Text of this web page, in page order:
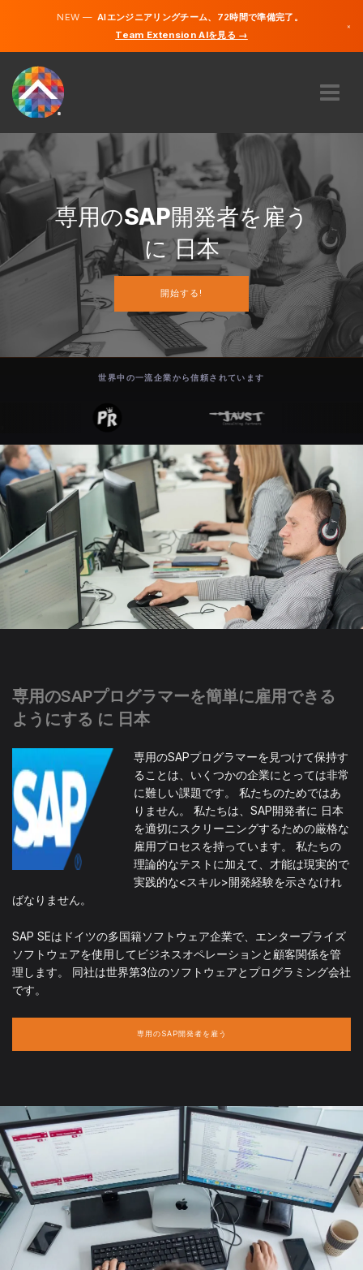
NEW —AIエンジニアリングチーム、72時間で準備完了。
Team Extension AIを見る →
×
私たちに関しては
どのように機能するのですか？
開始する
専用のSAP開発者を雇う
に 日本
開始する!
世界中の一流企業から信頼されています
専用のSAPプログラマーを簡単に雇用できる
ようにする に 日本
専用のSAPプログラマーを見つけて保持す
ることは、いくつかの企業にとっては非常
に難しい課題です。 私たちのためではあ
りません。 私たちは、SAP開発者に 日本
を適切にスクリーニングするための厳格な
雇用プロセスを持っています。 私たちの
理論的なテストに加えて、才能は現実的で
実践的な<スキル>開発経験を示さなけれ
ばなりません。
SAP SEはドイツの多国籍ソフトウェア企業で、エンタープライズ
ソフトウェアを使用してビジネスオペレーションと顧客関係を管
理します。 同社は世界第3位のソフトウェアとプログラミング会社
です。
専用のSAP開発者を雇う